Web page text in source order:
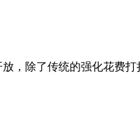
，除了传统的强化花费